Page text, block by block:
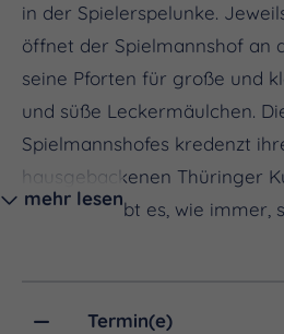
in der Spielerspelunke.
öffnet der Spielmannshof an
seine Pforten für große und
und süße Leckermäulchen.
Spielmannshofes kredenzt
hausgebackenen Thüringer
und dazu gibt es, wie immer,
mehr lesen
Termin(e)